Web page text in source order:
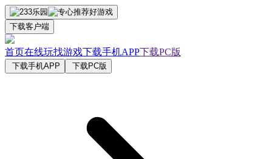
下载客户端
首页在线玩找游戏下载手机APP下载PC版
下载手机APP 下载PC版